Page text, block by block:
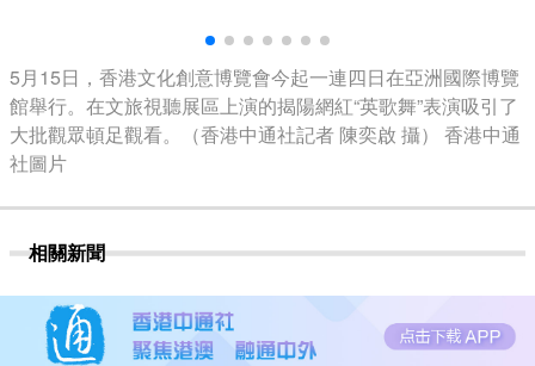
5月15日，香港文化創意博覽會今起一連四日在亞洲國際博覽
館舉行。在文旅視聽展區上演的揭陽網紅“英歌舞”表演吸引了
大批觀眾頓足觀看。（香港中通社記者 陳奕啟 攝） 香港中通
社圖片
相關新聞